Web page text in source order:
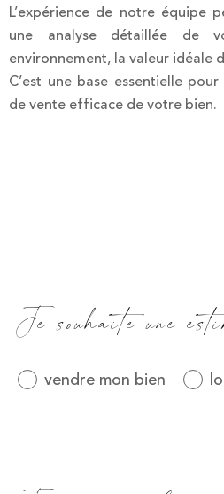
L’expérience de notre équipe
une analyse détaillée de
environnement, la valeur idéale
C’est une base essentielle
de vente efficace de votre bien.
par
défaut
Je souhaite une
vendre mon bien